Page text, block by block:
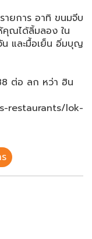
ายการ อาทิ ขนมจีบ
คุณได้ลิ้มลอง ใน
น และมื้อเย็น อิ่มบุญ
ต่อ ลก หว่า ฮิน
restaurants/lok-